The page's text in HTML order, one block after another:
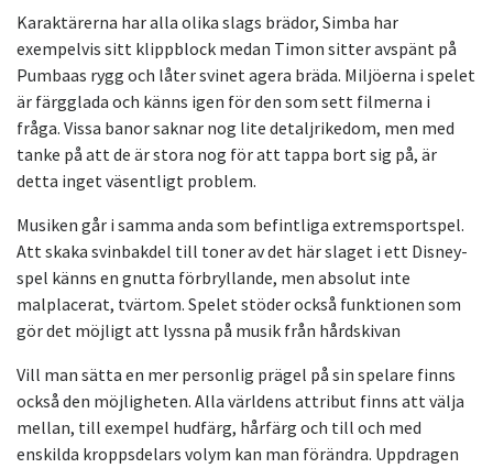
Karaktärerna har alla olika slags brädor, Simba har
exempelvis sitt klippblock medan Timon sitter avspänt på
Pumbaas rygg och låter svinet agera bräda. Miljöerna i spelet
är färgglada och känns igen för den som sett filmerna i
fråga. Vissa banor saknar nog lite detaljrikedom, men med
tanke på att de är stora nog för att tappa bort sig på, är
detta inget väsentligt problem.
Musiken går i samma anda som befintliga extremsportspel.
Att skaka svinbakdel till toner av det här slaget i ett Disney-
spel känns en gnutta förbryllande, men absolut inte
malplacerat, tvärtom. Spelet stöder också funktionen som
gör det möjligt att lyssna på musik från hårdskivan
Vill man sätta en mer personlig prägel på sin spelare finns
också den möjligheten. Alla världens attribut finns att välja
mellan, till exempel hudfärg, hårfärg och till och med
enskilda kroppsdelars volym kan man förändra. Uppdragen